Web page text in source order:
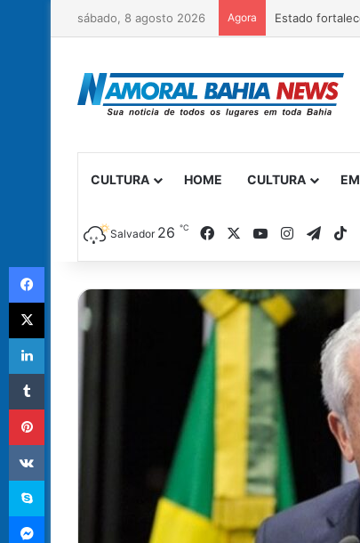
sábado, 8 agosto 2026 Agora
CULTURA HOME CULTURA
Salvador 26 ℃ FacebookYouTubeInstagram
Facebook
X
Linkedin
Tumblr
Pinterest
VK
Skype
Messenger